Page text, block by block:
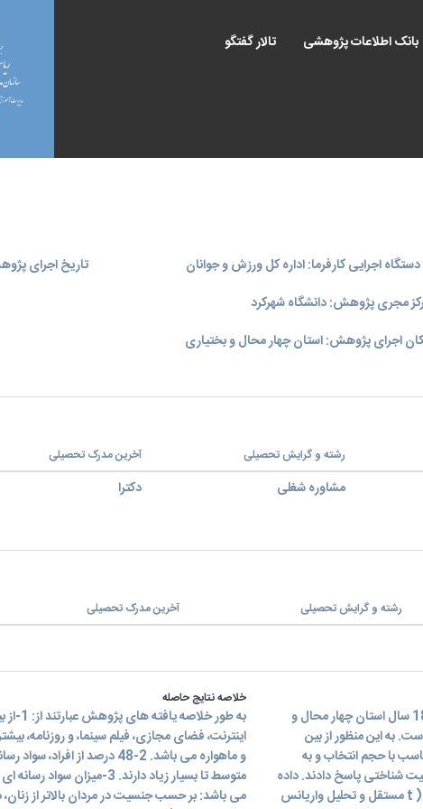
بانک اطلاعات پژوهشی تالار گفتگو
دستگاه اجرایی کارفرما: اداره کل ورزش و جوانان
تاریخ اجرای پژوهش:
مجری پژوهش: دانشگاه شهرکرد
اجرای پژوهش: استان چهار محال و بختیاری
رشته و گرایش تحصیلی آخرین مدرک تحصیلی
مشاوره شغلی دکترا
رشته و گرایش تحصیلی آخرین مدرک تحصیلی
هدف از پژوهش حاضر بررسی بررسی میزان سواد رسانه ای جوانان 35-18 سال استان چهار محال و
به این منظور از بین
طبقه ای متناسب با حجم انتخاب و به
شناختی پاسخ دادند. داده
ها در دو سطح توصیفی( میانگین، انحراف معیار، همبستگی) و استنباطی( t مستقل و تحلیل واریانس
خلاصه نتایج حاصله
اینترنت، فضای مجازی، فیلم سینما، و روزنامه،
متوسط تا بسیار زیاد
می باشد: بر حسب جنسیت در مردان بالاتر از زنان،